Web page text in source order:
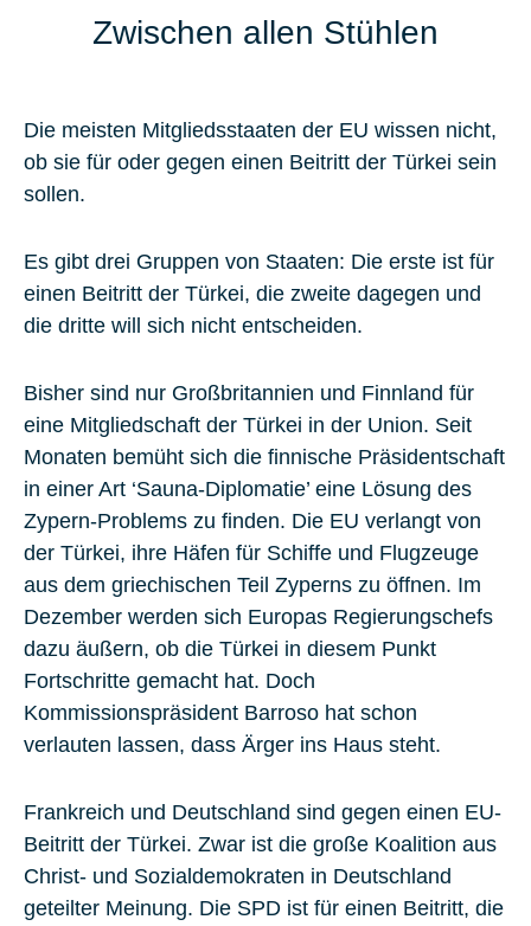
Zwischen allen Stühlen
Die meisten Mitgliedsstaaten der EU wissen nicht,
ob sie für oder gegen einen Beitritt der Türkei sein
sollen.
Es gibt drei Gruppen von Staaten: Die erste ist für
einen Beitritt der Türkei, die zweite dagegen und
die dritte will sich nicht entscheiden.
Bisher sind nur Großbritannien und Finnland für
eine Mitgliedschaft der Türkei in der Union. Seit
Monaten bemüht sich die finnische Präsidentschaft
in einer Art ‘Sauna-Diplomatie’ eine Lösung des
Zypern-Problems zu finden. Die EU verlangt von
der Türkei, ihre Häfen für Schiffe und Flugzeuge
aus dem griechischen Teil Zyperns zu öffnen. Im
Dezember werden sich Europas Regierungschefs
dazu äußern, ob die Türkei in diesem Punkt
Fortschritte gemacht hat. Doch
Kommissionspräsident Barroso hat schon
verlauten lassen, dass Ärger ins Haus steht.
Frankreich und Deutschland sind gegen einen EU-
Beitritt der Türkei. Zwar ist die große Koalition aus
Christ- und Sozialdemokraten in Deutschland
geteilter Meinung. Die SPD ist für einen Beitritt, die